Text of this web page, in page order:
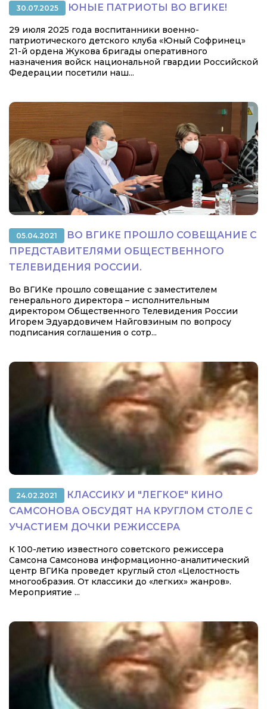
30.07.2025 ЮНЫЕ ПАТРИОТЫ ВО ВГИКЕ!
29 июля 2025 года воспитанники военно-
патриотического детского клуба «Юный Софринец»
21-й ордена Жукова бригады оперативного
назначения войск национальной гвардии Российской
Федерации посетили наш...
05.04.2021
ВО ВГИКЕ ПРОШЛО СОВЕЩАНИЕ С
ПРЕДСТАВИТЕЛЯМИ ОБЩЕСТВЕННОГО
ТЕЛЕВИДЕНИЯ РОССИИ.
Во ВГИКе прошло совещание с заместителем
генерального директора – исполнительным
директором Общественного Телевидения России
Игорем Эдуардовичем Найговзиным по вопросу
подписания соглашения о сотр...
24.02.2021
КЛАССИКУ И "ЛЕГКОЕ" КИНО
САМСОНОВА ОБСУДЯТ НА КРУГЛОМ СТОЛЕ С
УЧАСТИЕМ ДОЧКИ РЕЖИССЕРА
К 100-летию известного советского режиссера
Самсона Самсонова информационно-аналитический
центр ВГИКа проведет круглый стол «Целостность
многообразия. От классики до «легких» жанров».
Мероприятие ...